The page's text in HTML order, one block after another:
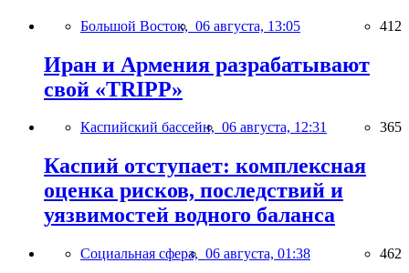
Большой Восток, 06 августа, 13:05 412
Иран и Армения разрабатывают
свой «TRIPP»
Каспийский бассейн, 06 августа, 12:31 365
Каспий отступает: комплексная
оценка рисков, последствий и
уязвимостей водного баланса
Социальная сфера, 06 августа, 01:38 462